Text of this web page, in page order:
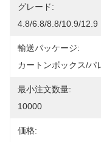
グレード:
4.8/6.8/8.8/10.9/12.9
輸送パッケージ:
カートンボックス/パ
最小注文数量:
10000
価格: